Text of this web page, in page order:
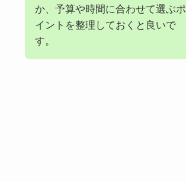
か、予算や時間に合わせて選ぶポ
イントを整理しておくと良いで
す。